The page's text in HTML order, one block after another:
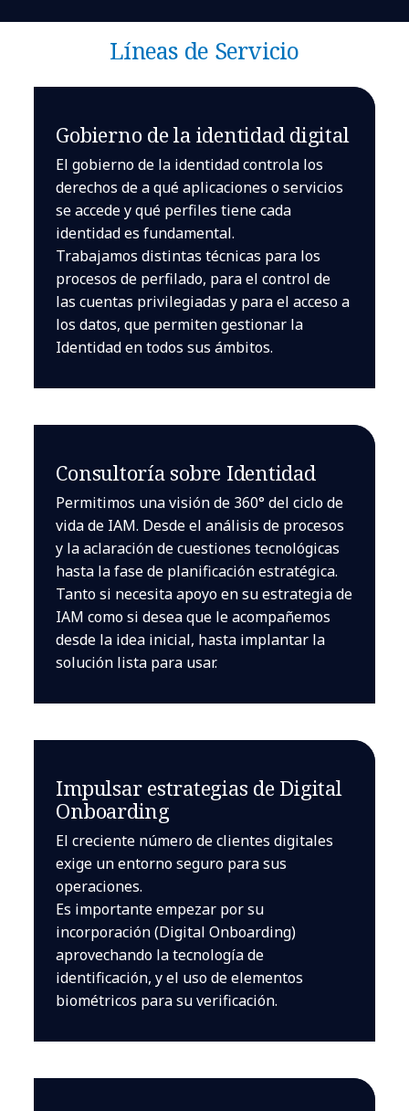
Líneas de Servicio
Gobierno de la identidad digital
El gobierno de la identidad controla los
derechos de a qué aplicaciones o servicios
se accede y qué perfiles tiene cada
identidad es fundamental.
Trabajamos distintas técnicas para los
procesos de perfilado, para el control de
las cuentas privilegiadas y para el acceso a
los datos, que permiten gestionar la
Identidad en todos sus ámbitos.
Consultoría sobre Identidad
Permitimos una visión de 360° del ciclo de
vida de IAM. Desde el análisis de procesos
y la aclaración de cuestiones tecnológicas
hasta la fase de planificación estratégica.
Tanto si necesita apoyo en su estrategia de
IAM como si desea que le acompañemos
desde la idea inicial, hasta implantar la
solución lista para usar.
Impulsar estrategias de Digital
Onboarding
El creciente número de clientes digitales
exige un entorno seguro para sus
operaciones.
Es importante empezar por su
incorporación (Digital Onboarding)
aprovechando la tecnología de
identificación, y el uso de elementos
biométricos para su verificación.